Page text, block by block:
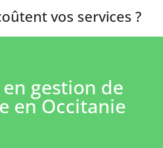
vos services ?
gestion de
en Occitanie